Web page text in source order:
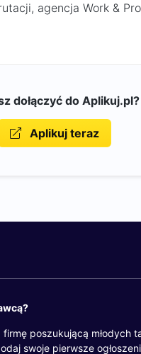
agencja Work &
dołączyć do Aplikuj.pl?
Aplikuj teraz
firmę poszukującą młodych
swoje pierwsze